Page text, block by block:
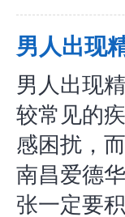
男人出现
男人出现
较常见的
感困扰，
南昌爱德
张一定要